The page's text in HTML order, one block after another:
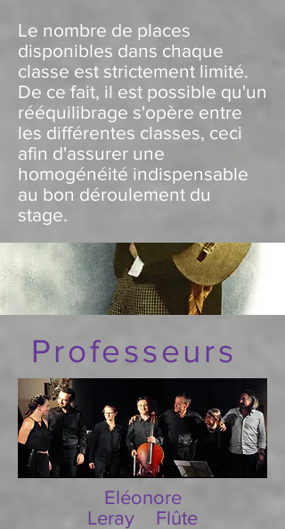
Le nombre de places
disponibles dans chaque
classe est strictement limité.
De ce fait, il est possible qu'un
rééquilibrage s'opère entre
les différentes classes, ceci
afin d'assurer une
homogénéité indispensable
au bon déroulement du
stage.
Professeurs
Eléonore
Leray Flûte